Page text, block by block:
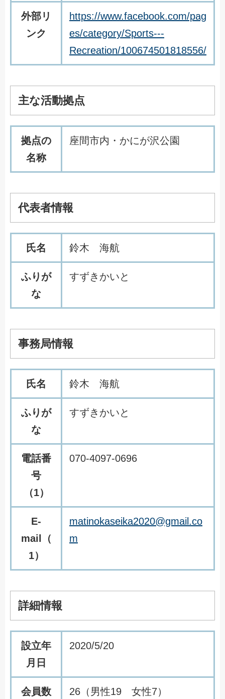
外部リ
ンク
https://www.facebook.com/pag
es/category/Sports---
Recreation/100674501818556/
主な活動拠点
拠点の
名称
座間市内・かにが沢公園
代表者情報
氏名 鈴木 海航
ふりが
な
すずきかいと
事務局情報
氏名 鈴木 海航
ふりが
な
すずきかいと
電話番
号
（1）
070-4097-0696
E-
mail（
1）
matinokaseika2020@gmail.co
m
詳細情報
設立年
月日
2020/5/20
会員数 26（男性19 女性7）